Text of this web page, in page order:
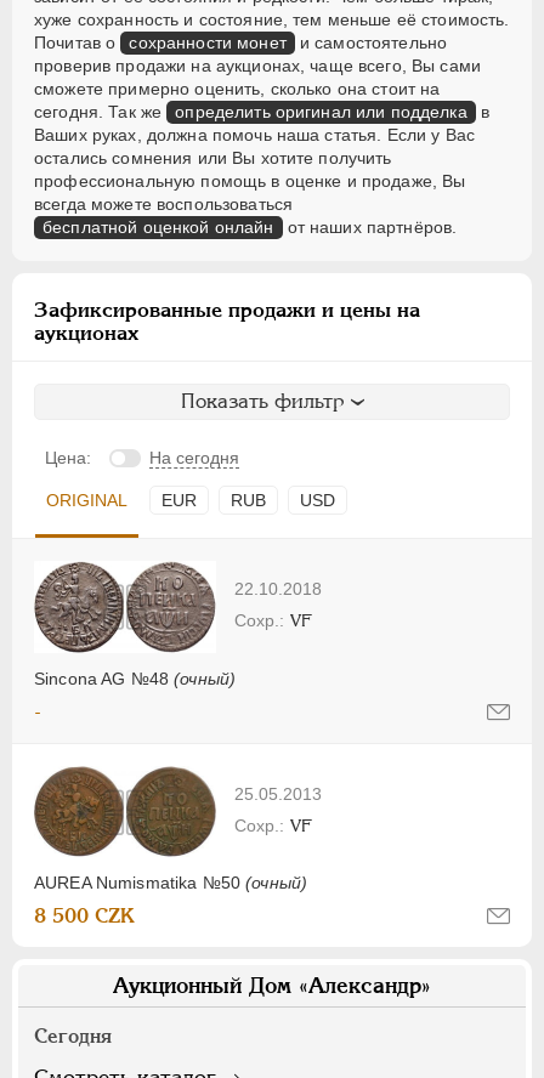
хуже сохранность и состояние, тем меньше её стоимость.
Почитав о сохранности монет и самостоятельно
проверив продажи на аукционах, чаще всего, Вы сами
сможете примерно оценить, сколько она стоит на
сегодня. Так же определить оригинал или подделка в
Ваших руках, должна помочь наша статья. Если у Вас
остались сомнения или Вы хотите получить
профессиональную помощь в оценке и продаже, Вы
всегда можете воспользоваться
бесплатной оценкой онлайн от наших партнёров.
Зафиксированные продажи и цены на
аукционах
Показать фильтр
Цена: На сегодня
ORIGINAL EUR RUB USD
22.10.2018
Sincona AG №48(очный)
VF
-
25.05.2013
AUREA Numismatika №50(очный)
VF
8 500 CZK
Аукционный Дом «Александр»
Сегодня